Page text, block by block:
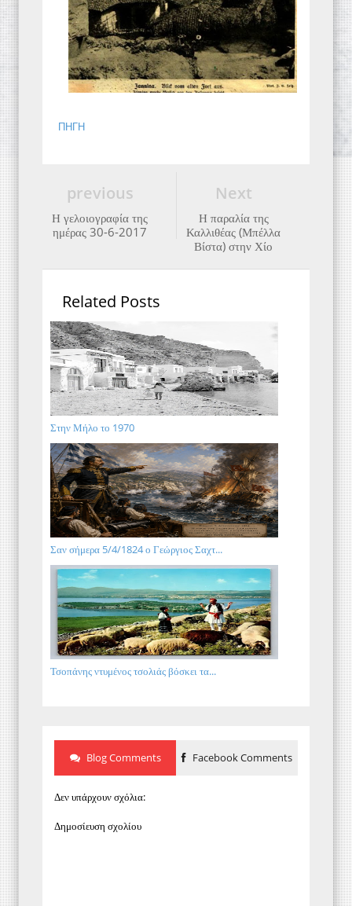
ΠΗΓΗ
Next
Η παραλία της
Καλλιθέας (Μπέλλα
Βίστα) στην Χίο
previous
Η γελοιογραφία της
ημέρας 30-6-2017
Related Posts
Στην Μήλο το 1970
Σαν σήμερα 5/4/1824 ο Γεώργιος Σαχτ...
Τσοπάνης ντυμένος τσολιάς βόσκει τα...
Blog Comments Facebook Comments
Δεν υπάρχουν σχόλια:
Δημοσίευση σχολίου